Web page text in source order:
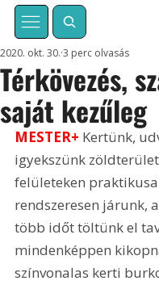
Térkövezés,
saját kezűleg
2020. okt. 30. 3 perc olvasás
MESTER+ Kertünk,
igyekszünk
felületeken
rendszeresen járunk,
több időt töltünk el
mindenképpen
színvonalas kerti